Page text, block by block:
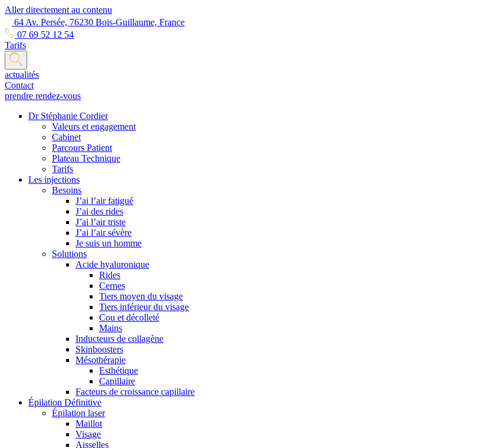
Aller directement au contenu
64 Av. Persée, 76230 Bois-Guillaume, France
07 69 52 12 54
Tarifs
actualités
Contact
prendre rendez-vous
Dr Stéphanie Cordier
Valeurs et engagement
Cabinet
Parcours Patient
Plateau Technique
Tarifs
Les injections
Besoins
J’ai l’air fatigué
J’ai des rides
J’ai l’air triste
J’ai l’air sévère
Je suis un homme
Solutions
Acide hyaluronique
Rides
Cernes
Tiers moyen du visage
Tiers inférieur du visage
Cou et décolleté
Mains
Inducteurs de collagène
Skinboosters
Mésothérapie
Esthétique
Capillaire
Facteurs de croissance capillaire
Épilation Définitive
Épilation laser
Maillot
Visage
Aisselles